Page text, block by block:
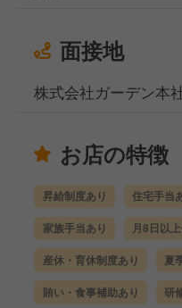
面接地
株式会社ガーデン本
お店の特徴
昇給制度あり 住宅手当
家族手当あり 月8日以
産休・育休制度あり 夏
賄い・食事補助あり 研